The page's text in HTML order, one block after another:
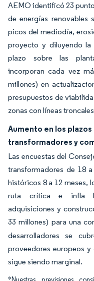
AEMO identificó 23
de energías renovables
picos del mediodía,
proyecto y diluyendo
plazo sobre las
incorporan cada vez
millones) en
presupuestos de
zonas con líneas
Aumento en los
transformadores y
Las encuestas del
transformadores de 18
históricos 8 a 12 meses,
ruta crítica e infla
adquisiciones y
33 millones) para una
desarrolladores se
proveedores europeos
sigue siendo marginal.